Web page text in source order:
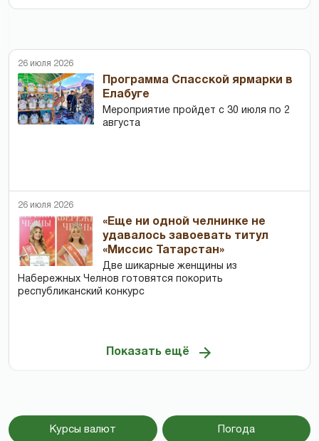
26 июля 2026
Программа Спасской ярмарки в
Елабуге
Мероприятие пройдет с 30 июля по 2
августа
26 июля 2026
«Еще ни одной челнинке не
удавалось завоевать титул
«Миссис Татарстан»
Две шикарные женщины из
Набережных Челнов готовятся покорить
республиканский конкурс
Показать ещё
Курсы валют Погода